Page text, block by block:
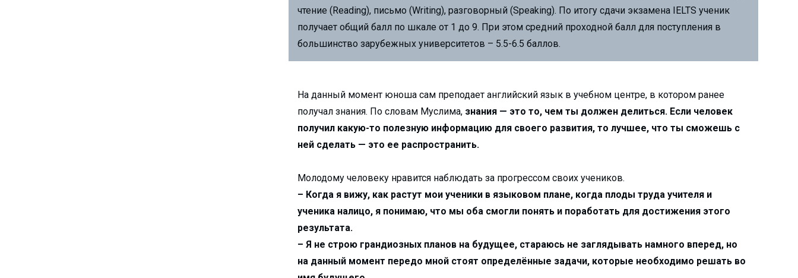
Всё во имя интересов работников АГМК...
Доктор, я назову сына вашим именем…...
Короткое замыкание электропроводки привело к п...
Как подготовилось к зиме теплоснабжающее предп...
Городской отдел юстиции отчитался о своей рабо...
Как в Алмалыке проходит внедрение альтернативн...
Как мы встретим холода с новыми УСК?...
Какие изменения произойдут в Узбекистане с 1 о...
чтение (Reading), письмо (Writing), разговорный (Speaking). По итогу сдачи экзамена IELTS ученик
получает общий балл по шкале от 1 до 9. При этом средний проходной балл для поступления в
большинство зарубежных университетов – 5.5-6.5 баллов.
На данный момент юноша сам преподает английский язык в учебном центре, в котором ранее
получал знания. По словам Муслима, знания — это то, чем ты должен делиться. Если человек
получил какую-то полезную информацию для своего развития, то лучшее, что ты сможешь с
ней сделать — это ее распространить.
Молодому человеку нравится наблюдать за прогрессом своих учеников.
– Когда я вижу, как растут мои ученики в языковом плане, когда плоды труда учителя и
ученика налицо, я понимаю, что мы оба смогли понять и поработать для достижения этого
результата.
– Я не строю грандиозных планов на будущее, стараюсь не заглядывать намного вперед, но
на данный момент передо мной стоят определённые задачи, которые необходимо решать во